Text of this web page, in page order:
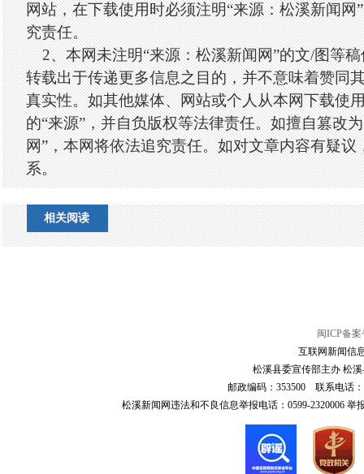
网站，在下载使用时必须注明“来源：松溪新闻网
究责任。
2、本网未注明“来源：松溪新闻网”的文/图等稿
转载出于传递更多信息之目的，并不意味着赞同
真实性。如其他媒体、网站或个人从本网下载使
的“来源”，并自负版权等法律责任。如擅自篡改
网”，本网将依法追究责任。如对文章内容有疑议
系。
相关阅读
闽ICP备案
互联网新闻信
松溪县委宣传部主办 松
邮政编码：353500 联系电话：
松溪新闻网违法和不良信息举报电话：0599-2320006 举